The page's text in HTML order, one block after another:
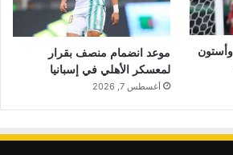
موعد انضمام منصف بقرار
لمعسكر الأهلي في إسبانيا
أغسطس 7, 2026